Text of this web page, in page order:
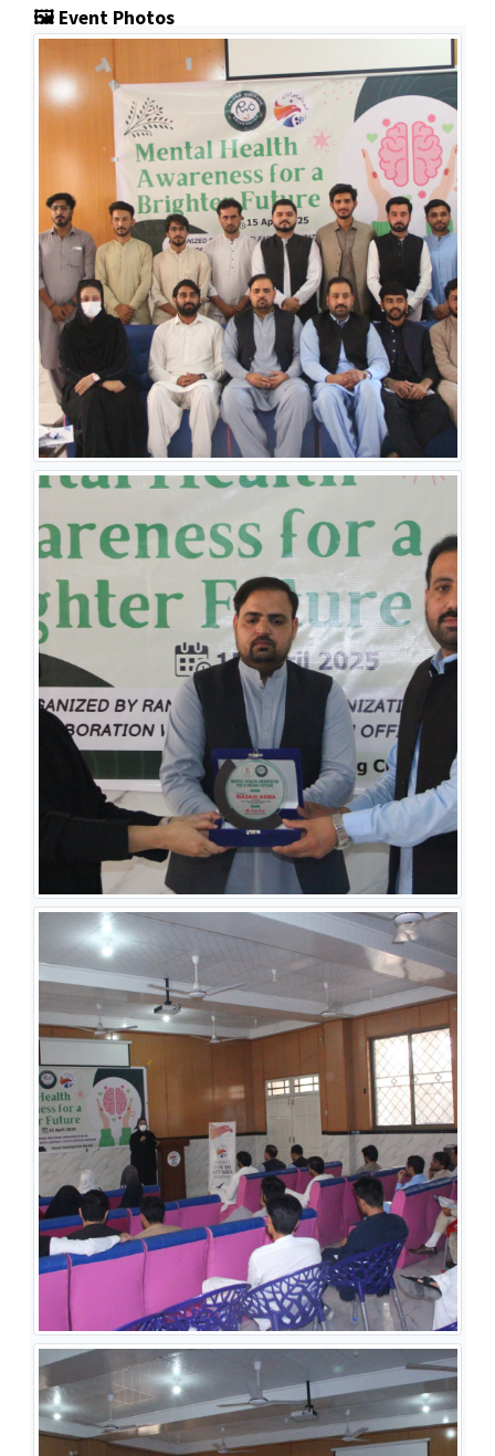
🖼️ Event Photos